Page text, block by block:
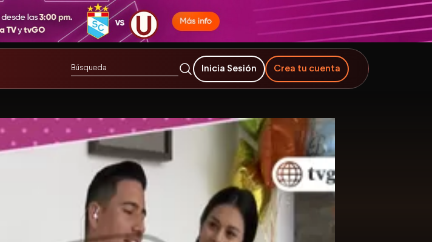
Inicia Sesión Crea tu cuenta